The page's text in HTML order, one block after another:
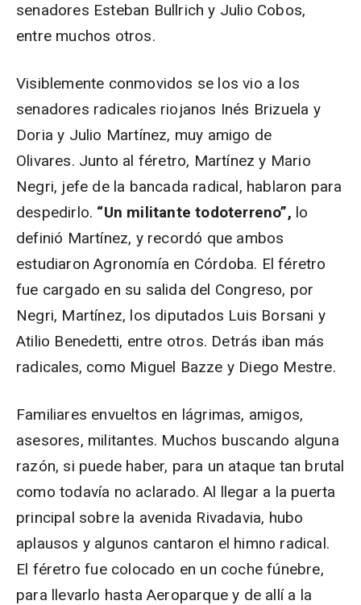
senadores Esteban Bullrich y Julio Cobos,
entre muchos otros.
Visiblemente conmovidos se los vio a los
senadores radicales riojanos Inés Brizuela y
Doria y Julio Martínez, muy amigo de
Olivares. Junto al féretro, Martínez y Mario
Negri, jefe de la bancada radical, hablaron para
despedirlo. “Un militante todoterreno”, lo
definió Martínez, y recordó que ambos
estudiaron Agronomía en Córdoba. El féretro
fue cargado en su salida del Congreso, por
Negri, Martínez, los diputados Luis Borsani y
Atilio Benedetti, entre otros. Detrás iban más
radicales, como Miguel Bazze y Diego Mestre.
Familiares envueltos en lágrimas, amigos,
asesores, militantes. Muchos buscando alguna
razón, si puede haber, para un ataque tan brutal
como todavía no aclarado. Al llegar a la puerta
principal sobre la avenida Rivadavia, hubo
aplausos y algunos cantaron el himno radical.
El féretro fue colocado en un coche fúnebre,
para llevarlo hasta Aeroparque y de allí a la